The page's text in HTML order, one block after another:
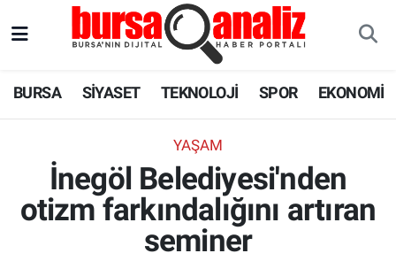
BURSA SİYASET TEKNOLOJİ SPOR EKONOMİ
YAŞAM
İnegöl Belediyesi'nden
otizm farkındalığını artıran
seminer
TEKNOLOJİ
SPOR
Trafik Durumu
Süper Lig Puan Durumu ve Fikstür
Tüm Manşetler